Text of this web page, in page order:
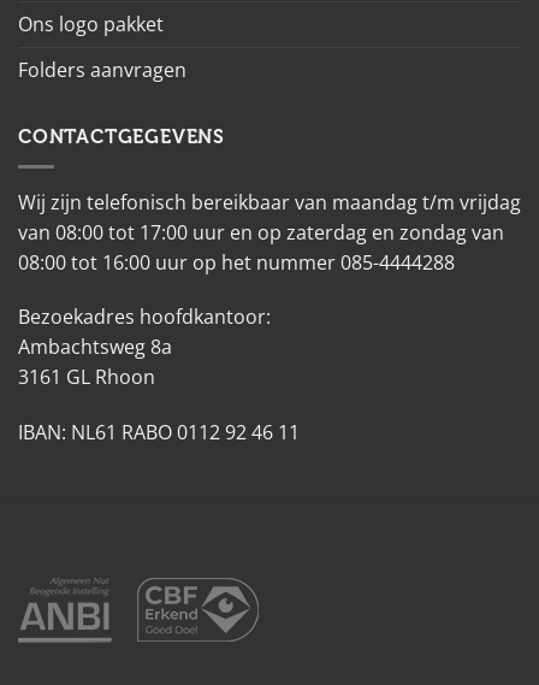
Ons logo pakket
Folders aanvragen
CONTACTGEGEVENS
Wij zijn telefonisch bereikbaar van maandag t/m vrijdag
van 08:00 tot 17:00 uur en op zaterdag en zondag van
08:00 tot 16:00 uur op het nummer 085-4444288
Bezoekadres hoofdkantoor:
Ambachtsweg 8a
3161 GL Rhoon
IBAN: NL61 RABO 0112 92 46 11